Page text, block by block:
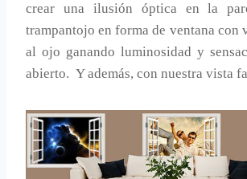
crear una ilusión óptica en la
trampantojo en forma de ventana con
al ojo ganando luminosidad y
abierto. Y además, con nuestra vista